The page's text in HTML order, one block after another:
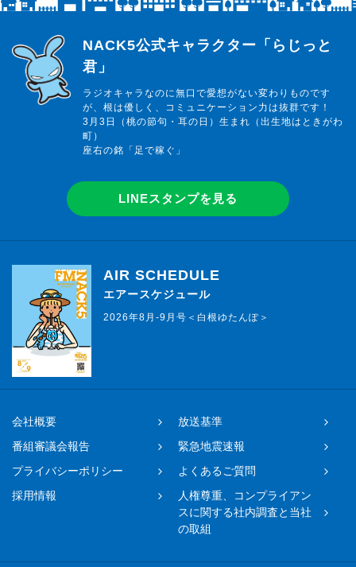
らじっと君
NACK5公式キャラクター「らじっと
君」
ラジオキャラなのに無口で愛想がない変わりものです
が、根は優しく、コミュニケーション力は抜群です！
3月3日（桃の節句・耳の日）生まれ（出生地はときがわ
町）
座右の銘「足で稼ぐ」
LINEスタンプを見る
AIR SCHEDULE
エアースケジュール
2026年8月-9月号＜白根ゆたんぽ＞
会社概要
放送基準
番組審議会報告
緊急地震速報
プライバシーポリシー
よくあるご質問
採用情報
人権尊重、コンプライアン
スに関する社内調査と当社
の取組